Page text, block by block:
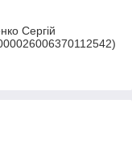
Сергій